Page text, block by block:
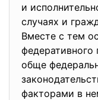
и
случаях и
Вместе с тем
федеративного
обще
факторами в